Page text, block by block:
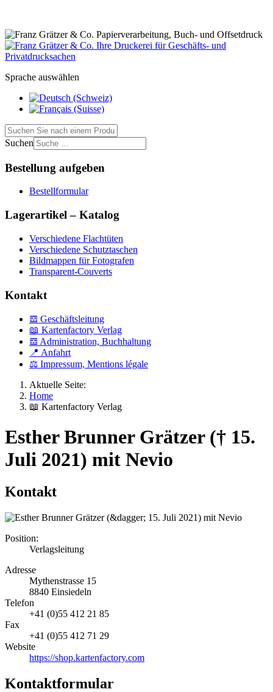
Sprache auswählen
Suchen
Bestellung aufgeben
Bestellformular
Lagerartikel – Katalog
Verschiedene Flachtüten
Verschiedene Schutztaschen
Bildmappen für Fotografen
Transparent-Couverts
Kontakt
𝌕 Geschäftsleitung
📖 Kartenfactory Verlag
𝌕 Administration, Buchhaltung
📍 Anfahrt
⚖ Impressum, Mentions légale
Aktuelle Seite:
Home
📖 Kartenfactory Verlag
Esther Brunner Grätzer († 15.
Juli 2021) mit Nevio
Kontakt
Position:
Verlagsleitung
Adresse
Mythenstrasse 15
8840 Einsiedeln
Telefon
+41 (0)55 412 21 85
Fax
+41 (0)55 412 71 29
Website
https://shop.kartenfactory.com
Kontaktformular